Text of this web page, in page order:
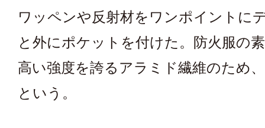
ワッペンや反射材をワンポイントに
と外にポケットを付けた。防火服の
高い強度を誇るアラミド繊維のため
という。